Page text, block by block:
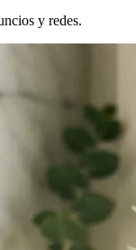
y redes.